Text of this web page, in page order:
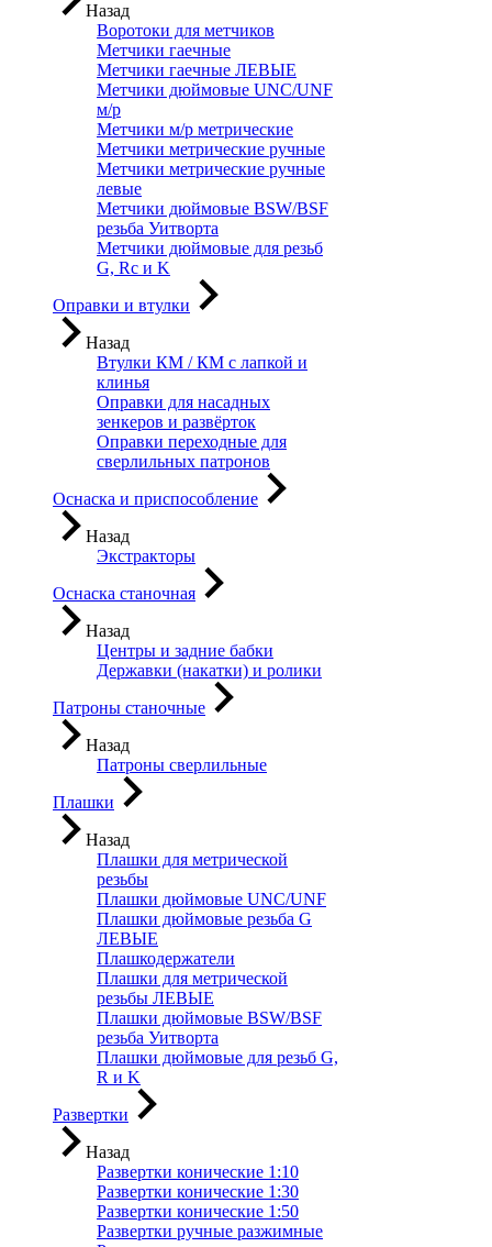
Назад
Воротоки для метчиков
Метчики гаечные
Метчики гаечные ЛЕВЫЕ
Метчики дюймовые UNC/UNF
м/р
Метчики м/р метрические
Метчики метрические ручные
Метчики метрические ручные
левые
Метчики дюймовые BSW/BSF
резьба Уитворта
Метчики дюймовые для резьб
G, Rc и K
Оправки и втулки
Назад
Втулки КМ / КМ с лапкой и
клинья
Оправки для насадных
зенкеров и развёрток
Оправки переходные для
сверлильных патронов
Оснаска и приспособление
Назад
Экстракторы
Оснаска станочная
Назад
Центры и задние бабки
Державки (накатки) и ролики
Патроны станочные
Назад
Патроны сверлильные
Плашки
Назад
Плашки для метрической
резьбы
Плашки дюймовые UNC/UNF
Плашки дюймовые резьба G
ЛЕВЫЕ
Плашкодержатели
Плашки для метрической
резьбы ЛЕВЫЕ
Плашки дюймовые BSW/BSF
резьба Уитворта
Плашки дюймовые для резьб G,
R и K
Развертки
Назад
Развертки конические 1:10
Развертки конические 1:30
Развертки конические 1:50
Развертки ручные разжимные